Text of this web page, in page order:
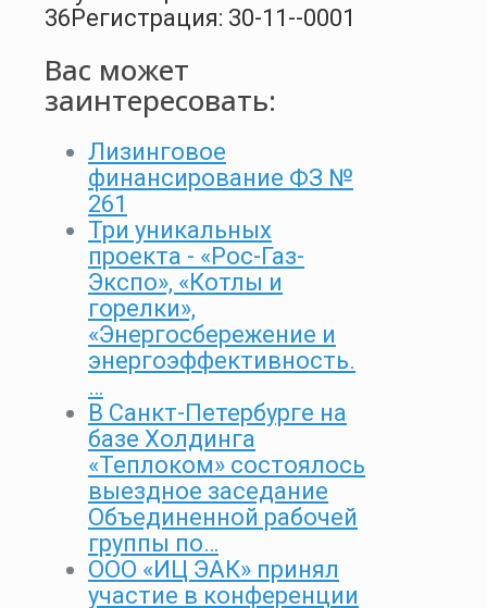
36Регистрация: 30-11--0001
Вас может
заинтересовать:
Лизинговое
финансирование ФЗ №
261
Три уникальных
проекта - «Рос-Газ-
Экспо», «Котлы и
горелки»,
«Энергосбережение и
энергоэффективность.
…
В Санкт-Петербурге на
базе Холдинга
«Теплоком» состоялось
выездное заседание
Объединенной рабочей
группы по…
ООО «ИЦ ЭАК» принял
участие в конференции